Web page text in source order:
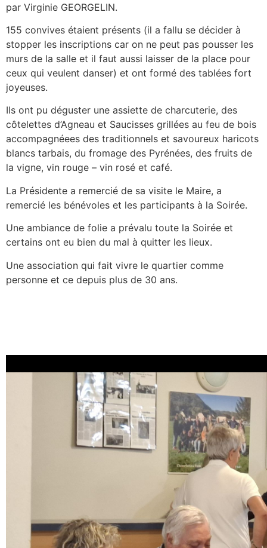
par Virginie GEORGELIN.
155 convives étaient présents (il a fallu se décider à
stopper les inscriptions car on ne peut pas pousser les
murs de la salle et il faut aussi laisser de la place pour
ceux qui veulent danser) et ont formé des tablées fort
joyeuses.
Ils ont pu déguster une assiette de charcuterie, des
côtelettes d’Agneau et Saucisses grillées au feu de bois
accompagnéees des traditionnels et savoureux haricots
blancs tarbais, du fromage des Pyrénées, des fruits de
la vigne, vin rouge – vin rosé et café.
La Présidente a remercié de sa visite le Maire, a
remercié les bénévoles et les participants à la Soirée.
Une ambiance de folie a prévalu toute la Soirée et
certains ont eu bien du mal à quitter les lieux.
Une association qui fait vivre le quartier comme
personne et ce depuis plus de 30 ans.